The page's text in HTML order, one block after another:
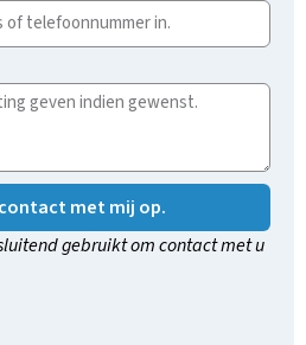
met mij op.
gebruikt om contact met u